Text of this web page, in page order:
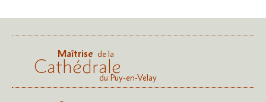
Maîtrise de la
Cathédraledu Puy-en-Velay